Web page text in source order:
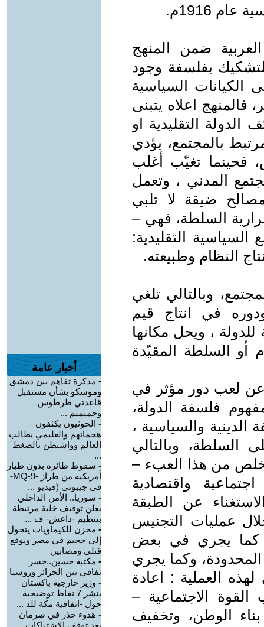
1916م.
ضمن المنهج
بفلسفة وجود
الكيانات السياسية
فالمنهج اعلاه يتبنى
التقليدية او
بالمجتمع، يؤدي
فحينما تغيّب أغلب
المدني ، وتعمل
ضيقة لا تلبي
السلطة، فهي –
التقليدية:
النظام وطبيعته.
وبالتالي تلغي
في انتاج قيم
، ويحل مكانها
أو السلطة المقيّدة
عن لعب دور مؤثر في
فلسفة الدولة،
والسياسية ،
السلطة، وبالتالي
من هذا العبء –
واقتصادية
عن الطبقة
عمليات التجنيس
كما يجري في بعض
المحدودة، وكما يجري
العملية : اعادة
القوة الاجتماعية –
الوطن، وتخفيف
أخبار عامة
- مذكرة تفاهم بين دمشق
وموسكو بشأن مستقبل
قاعدتي طرطوس
وحميميم ...
- الحوثيون يكثفون
هجماتهم والعليمي يطالب
العالم وواشنطن بالضغط
...
- سقوط طائرة بدون طيار
أمريكية من طراز -MQ-9-
في جيبوتي (فيديو ...
- سوريا.. الأمن الداخلي
يعلن توقيف خلية مرتبطة
بتنظيم -داعش- ف ...
- مخزن للكيماويات يتحول
إلى جحيم في مصر ويوقع
قتلى ومصابين
- مكتبة حسين..جسر
ثفافي بين الجزائر وروسيا
- وزير خارجية باكستان
ينشر 7 نقاط توضيحية
حول -اتفاقية مكة للد ...
- هدوء حذر في صرمان
بعد توقف الاشتباكات